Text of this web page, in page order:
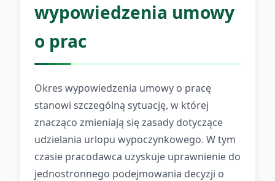
wypowiedzenia umowy
o prac
Okres wypowiedzenia umowy o pracę
stanowi szczególną sytuację, w której
znacząco zmieniają się zasady dotyczące
udzielania urlopu wypoczynkowego. W tym
czasie pracodawca uzyskuje uprawnienie do
jednostronnego podejmowania decyzji o